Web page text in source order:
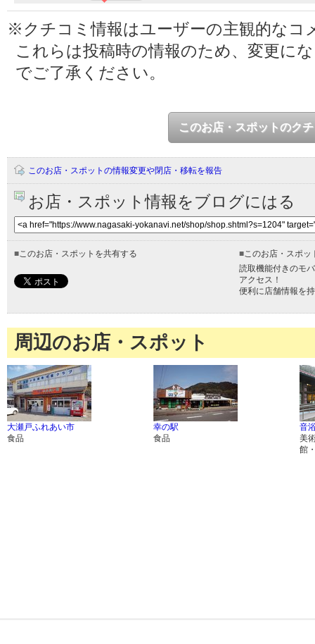
※クチコミ情報はユーザーの主観的なコ
これらは投稿時の情報のため、変更に
でご了承ください。
このお店・スポットのク
このお店・スポットの情報変更や閉店・移転を報告
お店・スポット情報をブログにはる
■このお店・スポットを共有する ■このお店・スポッ
読取機能付きのモ
アクセス！
便利に店舗情報を
周辺のお店・スポット
大瀬戸ふれあい市
食品
幸の駅
食品
音
美
館